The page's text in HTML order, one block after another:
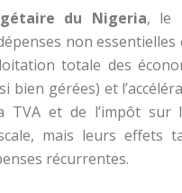
du Nigeria, le
non
totale des
bien gérées) et
et de l’impôt sur
mais leurs effets
récurrentes.